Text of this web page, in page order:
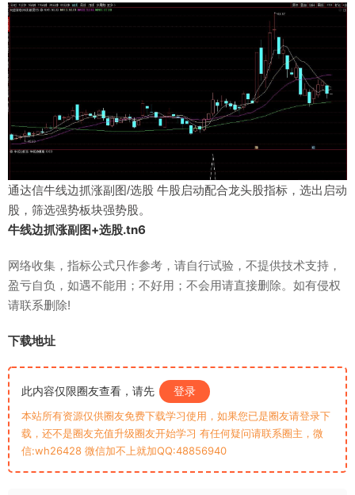
通达信牛线边抓涨副图/选股 牛股启动配合龙头股指标，选出启动
股，筛选强势板块强势股。
牛线边抓涨副图+选股.tn6
网络收集，指标公式只作参考，请自行试验，不提供技术支持，
盈亏自负，如遇不能用；不好用；不会用请直接删除。如有侵权
请联系删除!
下载地址
此内容仅限圈友查看，请先 登录
本站所有资源仅供圈友免费下载学习使用，如果您已是圈友请登录下
载，还不是圈友充值升级圈友开始学习 有任何疑问请联系圈主，微
信:wh26428 微信加不上就加QQ:48856940